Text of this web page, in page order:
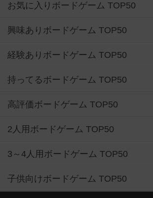
お気に入りボードゲーム TOP50
興味ありボードゲーム TOP50
経験ありボードゲーム TOP50
持ってるボードゲーム TOP50
高評価ボードゲーム TOP50
2人用ボードゲーム TOP50
3～4人用ボードゲーム TOP50
子供向けボードゲーム TOP50